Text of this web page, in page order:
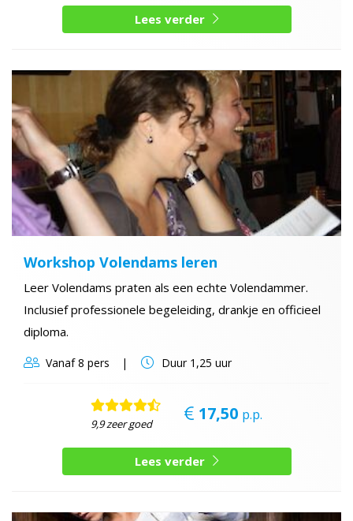
Lees verder
Workshop Volendams leren
Leer Volendams praten als een echte Volendammer.
Inclusief professionele begeleiding, drankje en officieel
diploma.
Vanaf8 pers Duur1,25 uur
9,9 zeer goed 17,50 p.p.
Lees verder